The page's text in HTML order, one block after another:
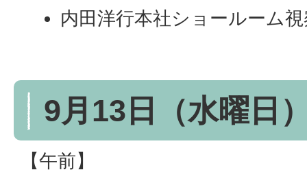
内田洋行本社ショールーム
9月13日（水曜日
【午前】